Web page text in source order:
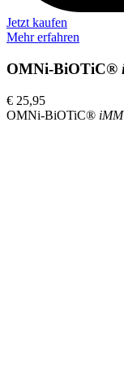
Jetzt kaufen
Mehr erfahren
OMNi-BiOTiC®
€ 25,95
OMNi-BiOTiC®